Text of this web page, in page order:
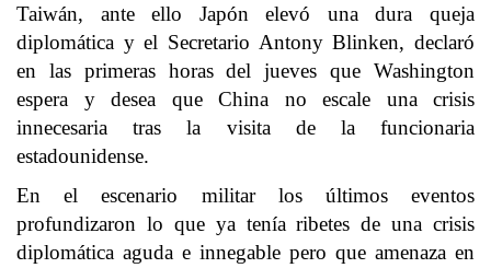
Taiwán, ante ello Japón elevó una dura queja
diplomática y el Secretario Antony Blinken, declaró
en las primeras horas del jueves que Washington
espera y desea que China no escale una crisis
innecesaria tras la visita de la funcionaria
estadounidense.
En el escenario militar los últimos eventos
profundizaron lo que ya tenía ribetes de una crisis
diplomática aguda e innegable pero que amenaza en